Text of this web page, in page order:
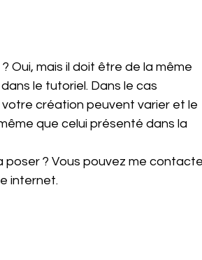
Oui, mais il doit être de la même
le tutoriel. Dans le cas
création peuvent varier et le
que celui présenté dans la
poser ? Vous pouvez me
internet.